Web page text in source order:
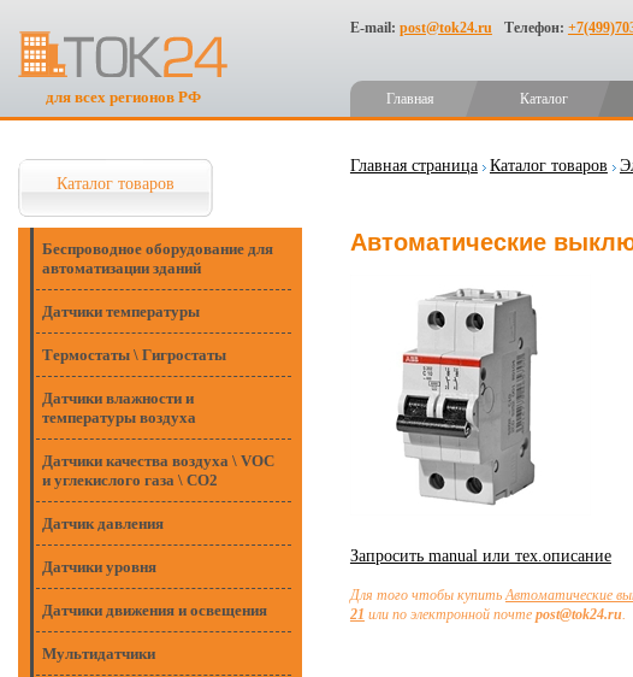
для всех регионов РФ
E-mail: post@tok24.ru Телефон:
Главная Каталог
Каталог товаров
Беспроводное оборудование для
автоматизации зданий
Датчики температуры
Термостаты \ Гигростаты
Датчики влажности и
температуры воздуха
Датчики качества воздуха \ VOC
и углекислого газа \ CO2
Датчик давления
Датчики уровня
Датчики движения и освещения
Мультидатчики
Главная страница Каталог товаров
Автоматические
Запросить manual или тех.описание
Для того чтобы купитьАвтоматические
21 или по электронной почте post@tok24.ru.